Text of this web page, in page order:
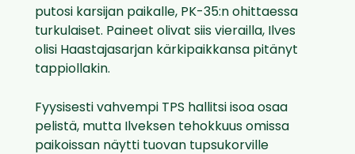
putosi karsijan paikalle, PK-35:n ohittaessa
turkulaiset. Paineet olivat siis vierailla, Ilves
olisi Haastajasarjan kärkipaikkansa pitänyt
tappiollakin.
Fyysisesti vahvempi TPS hallitsi isoa osaa
pelistä, mutta Ilveksen tehokkuus omissa
paikoissan näytti tuovan tupsukorville